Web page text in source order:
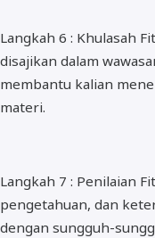
Langkah 6 : Khulasah
disajikan dalam
membantu kalian
materi.
Langkah 7 : Penilaian
pengetahuan, dan
dengan sungguh-